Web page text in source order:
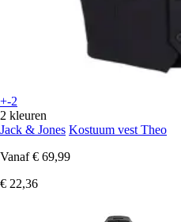
+-2
2 kleuren
Jack & Jones Kostuum vest Theo
Vanaf € 69,99
€ 22,36